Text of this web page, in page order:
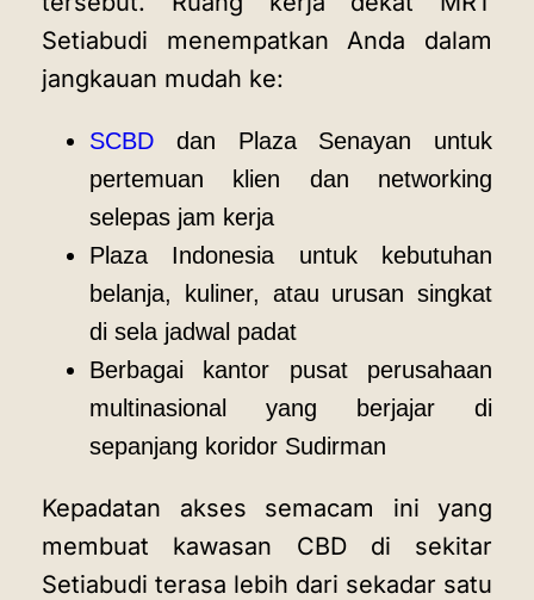
Setiabudi menempatkan Anda dalam
jangkauan mudah ke:
SCBD dan Plaza Senayan untuk
pertemuan klien dan networking
selepas jam kerja
Plaza Indonesia untuk kebutuhan
belanja, kuliner, atau urusan singkat
di sela jadwal padat
Berbagai kantor pusat perusahaan
multinasional yang berjajar di
sepanjang koridor Sudirman
Kepadatan akses semacam ini yang
membuat kawasan CBD di sekitar
Setiabudi terasa lebih dari sekadar satu